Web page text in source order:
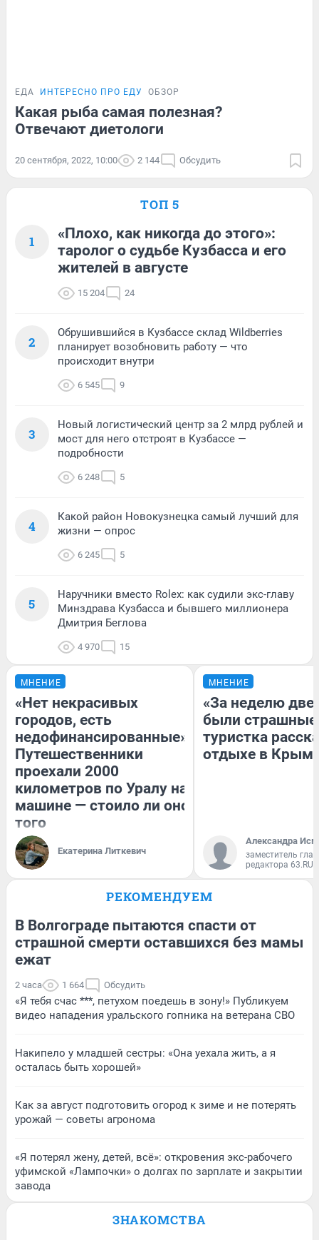
ЕДА ИНТЕРЕСНО ПРО ЕДУ ОБЗОР
Какая рыба самая полезная?
Отвечают диетологи
20 сентября, 2022, 10:00 2 144 Обсудить
ТОП 5
1
«Плохо, как никогда до этого»:
таролог о судьбе Кузбасса и его
жителей в августе
15 204 24
2
Обрушившийся в Кузбассе склад Wildberries
планирует возобновить работу — что
происходит внутри
6 545 9
3
Новый логистический центр за 2 млрд рублей и
мост для него отстроят в Кузбассе —
подробности
6 248 5
4
Какой район Новокузнецка самый лучший для
жизни — опрос
6 245 5
5
Наручники вместо Rolex: как судили экс-главу
Минздрава Кузбасса и бывшего миллионера
Дмитрия Беглова
4 970 15
МНЕНИЕ
«Нет некрасивых
городов, есть
недофинансированные».
Путешественники
проехали 2000
километров по Уралу на
машине — стоило ли оно
того
Екатерина Литкевич
МНЕНИЕ
«За неделю две
были
туристка
отдыхе в
Александра
заместитель
редактора 63.RU
РЕКОМЕНДУЕМ
В Волгограде пытаются спасти от
страшной смерти оставшихся без мамы
ежат
2 часа 1 664 Обсудить
«Я тебя счас ***, петухом поедешь в зону!» Публикуем
видео нападения уральского гопника на ветерана СВО
Накипело у младшей сестры: «Она уехала жить, а я
осталась быть хорошей»
Как за август подготовить огород к зиме и не потерять
урожай — советы агронома
«Я потерял жену, детей, всё»: откровения экс-рабочего
уфимской «Лампочки» о долгах по зарплате и закрытии
завода
ЗНАКОМСТВА